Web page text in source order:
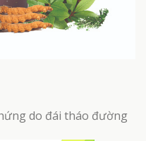
do đái tháo đường